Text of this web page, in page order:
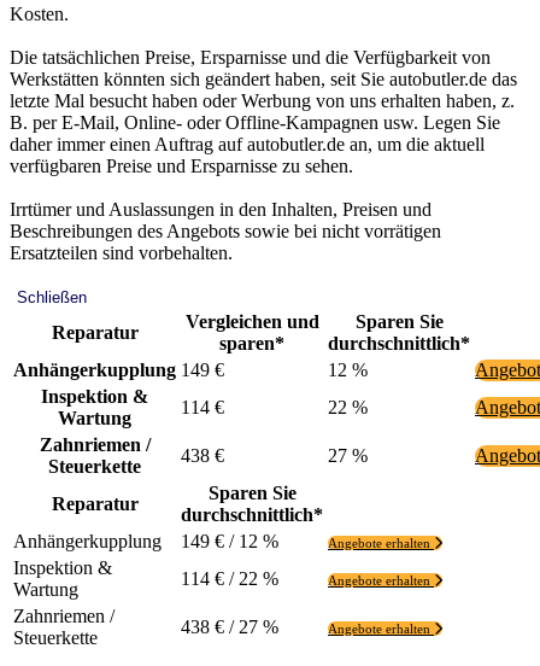
Kosten.
Die tatsächlichen Preise, Ersparnisse und die Verfügbarkeit von
Werkstätten könnten sich geändert haben, seit Sie autobutler.de das
letzte Mal besucht haben oder Werbung von uns erhalten haben, z.
B. per E-Mail, Online- oder Offline-Kampagnen usw. Legen Sie
daher immer einen Auftrag auf autobutler.de an, um die aktuell
verfügbaren Preise und Ersparnisse zu sehen.
Irrtümer und Auslassungen in den Inhalten, Preisen und
Beschreibungen des Angebots sowie bei nicht vorrätigen
Ersatzteilen sind vorbehalten.
Schließen
Reparatur
Vergleichen und
sparen*
Sparen Sie
durchschnittlich*
Anhängerkupplung 149 € 12 %
Inspektion &
Wartung
114 € 22 %
Zahnriemen /
Steuerkette
438 € 27 %
Reparatur
Sparen Sie
durchschnittlich*
Anhängerkupplung
149 € / 12 % Angebote erhalten
Inspektion &
Wartung
114 € / 22 % Angebote erhalten
Zahnriemen /
Steuerkette
438 € / 27 % Angebote erhalten